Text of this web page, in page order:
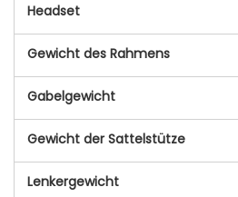
Headset
Gewicht des Rahmens
Gabelgewicht
Gewicht der Sattelstütze
Lenkergewicht